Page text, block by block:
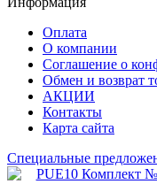
Оплата
О компании
Соглашение о
Обмен и возврат
АКЦИИ
Контакты
Карта сайта
Специальные